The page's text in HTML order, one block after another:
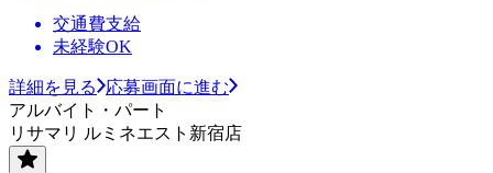
交通費支給
未経験OK
詳細を見る
応募画面に進む
アルバイト・パート
リサマリ ルミネエスト新宿店